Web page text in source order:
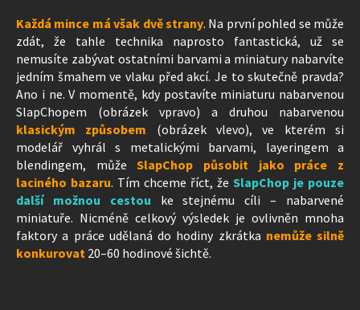
Každá mince má však dvě strany. Na první pohled se může
zdát, že tahle technika naprosto fantastická, už se
nemusíte zabývat ostatními barvami a miniatury nabarvíte
jedním šmahem ve vlaku před akcí. Je to skutečně pravda?
Ano i ne. V momentě, kdy postavíte miniaturu nabarvenou
SlapChopem (obrázek vpravo) a druhou nabarvenou
klasickým způsobem (obrázek vlevo), ve kterém si
modelář vyhrál s metalickými barvami, layeringem a
blendingem, můžeSlapChop působit jako
práce z
laciného bazaru. Tím chceme říct, že SlapChop je pouze
další možnou cestou ke stejnému cíli – nabarvené
miniatuře. Nicméně celkový výsledek je ovlivněn mnoha
faktory a práce udělaná do hodiny zkrátka nemůže silně
konkurovat 20–60 hodinové šichtě.